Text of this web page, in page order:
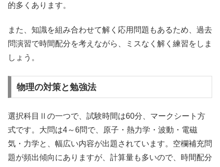
的多くあります。
また、知識を組み合わせて解く応用問題もあるため、過去
問演習で時間配分を考えながら、ミスなく解く練習をしま
しょう。
物理の対策と勉強法
選択科目Ⅱの一つで、試験時間は60分、マークシート方
式です。大問は4～6問で、原子・熱力学・波動・電磁
気・力学と、幅広い内容が出題されています。空欄補充問
題が頻出傾向にありますが、計算量も多いので、時間配分